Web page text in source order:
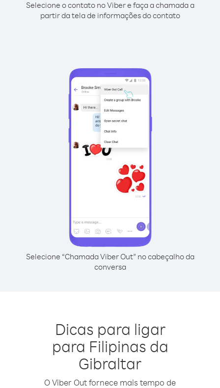
Selecione o contato no Viber e faça a chamada a
partir da tela de informações do contato
Selecione “Chamada Viber Out” no cabeçalho da
conversa
Dicas para ligar
para Filipinas da
Gibraltar
O Viber Out fornece mais tempo de